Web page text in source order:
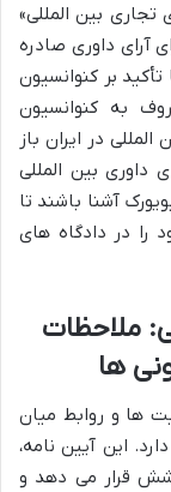
تجاری بین المللی»
آرای داوری صادره
تأکید بر کنوانسیون
به کنوانسیون
بین المللی در ایران باز
داوری بین المللی
آشنا باشند تا
را در دادگاه های
ملاحظات
ها
ها و روابط میان
این آیین نامه،
قرار می دهد و